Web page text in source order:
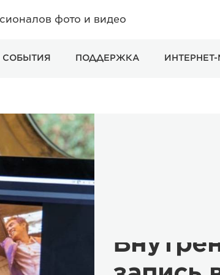
фото и видео
СОБЫТИЯ ПОДДЕРЖКА ИНТЕРНЕТ-